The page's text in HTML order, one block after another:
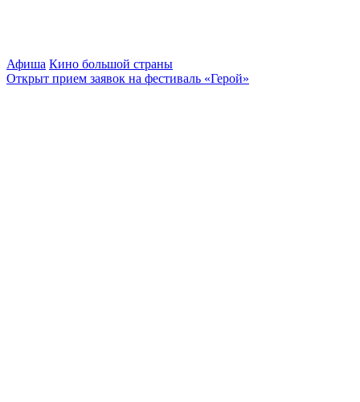
Афиша Кино большой страны
Открыт прием заявок на фестиваль «Герой»